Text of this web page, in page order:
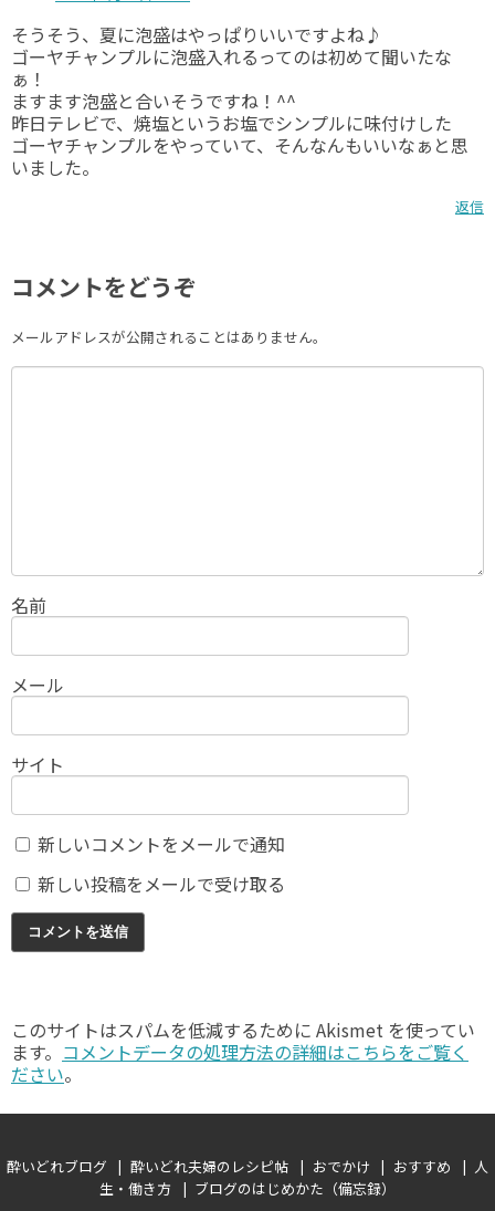
そうそう、夏に泡盛はやっぱりいいですよね♪
ゴーヤチャンプルに泡盛入れるってのは初めて聞いたな
ぁ！
ますます泡盛と合いそうですね！^^
昨日テレビで、焼塩というお塩でシンプルに味付けした
ゴーヤチャンプルをやっていて、そんなんもいいなぁと思
いました。
返信
コメントをどうぞ
メールアドレスが公開されることはありません。
名前
メール
サイト
新しいコメントをメールで通知
新しい投稿をメールで受け取る
このサイトはスパムを低減するために Akismet を使ってい
ます。 コメントデータの処理方法の詳細はこちらをご覧く
ださい。
酔いどれブログ 酔いどれ夫婦のレシピ帖 おでかけ おすすめ
人
生・働き方
ブログのはじめかた（備忘録）